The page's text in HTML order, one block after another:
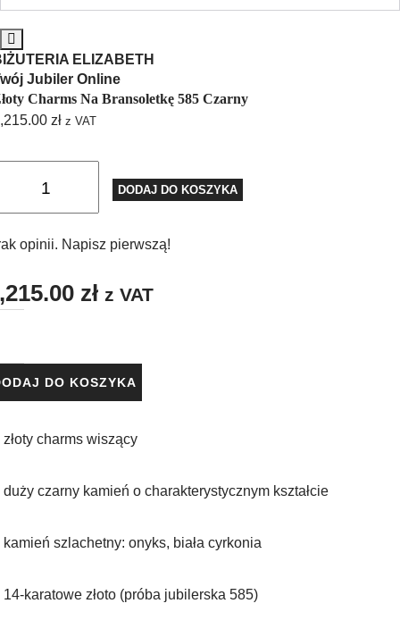
ELIZABETH
Jubiler Online
Charms Na Bransoletkę 585 Czarny
zł z VAT
DODAJ DO KOSZYKA
opinii. Napisz pierwszą!
zł z VAT
DO KOSZYKA
charms wiszący
czarny kamień o charakterystycznym kształcie
szlachetny: onyks, biała cyrkonia
karatowe złoto (próba jubilerska 585)